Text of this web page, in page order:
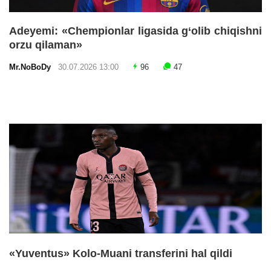
Adeyemi: «Chempionlar ligasida g‘olib chiqishni
orzu qilaman»
Mr.NoBoDy 30.07.2026 13:00 96 47
«Yuventus» Kolo-Muani transferini hal qildi